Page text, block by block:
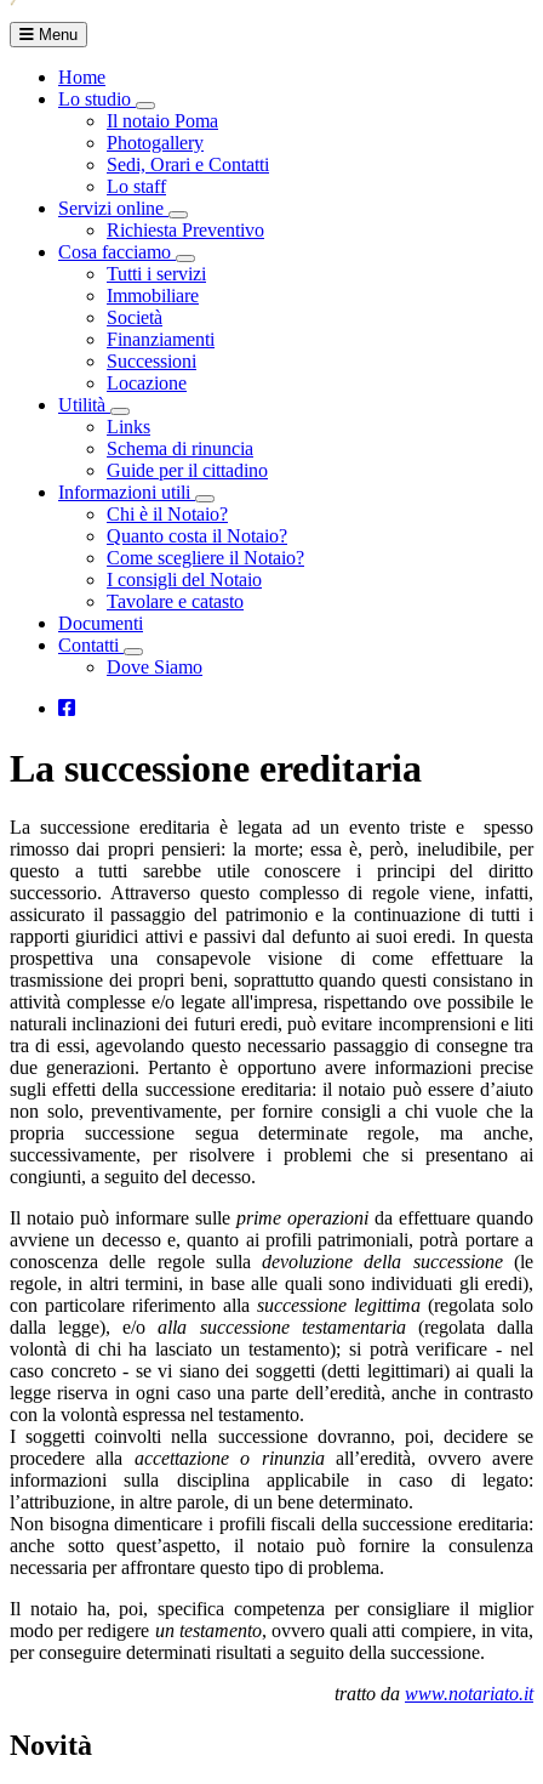
Menu
Home
Lo studio
Toggle Dropdown
Il notaio Poma
Photogallery
Sedi, Orari e Contatti
Lo staff
Servizi online
Toggle Dropdown
Richiesta Preventivo
Cosa facciamo
Toggle Dropdown
Tutti i servizi
Immobiliare
Società
Finanziamenti
Successioni
Locazione
Utilità
Toggle Dropdown
Links
Schema di rinuncia
Guide per il cittadino
Informazioni utili
Toggle Dropdown
Chi è il Notaio?
Quanto costa il Notaio?
Come scegliere il Notaio?
I consigli del Notaio
Tavolare e catasto
Documenti
Contatti
Toggle Dropdown
Dove Siamo
La successione ereditaria
La successione ereditaria è legata ad un evento triste e spesso
rimosso dai propri pensieri: la morte; essa è, però, ineludibile, per
questo a tutti sarebbe utile conoscere i principi del diritto
successorio. Attraverso questo complesso di regole viene, infatti,
assicurato il passaggio del patrimonio e la continuazione di tutti i
rapporti giuridici attivi e passivi dal defunto ai suoi eredi. In questa
prospettiva una consapevole visione di come effettuare la
trasmissione dei propri beni, soprattutto quando questi consistano in
attività complesse e/o legate all'impresa, rispettando ove possibile le
naturali inclinazioni dei futuri eredi, può evitare incomprensioni e liti
tra di essi, agevolando questo necessario passaggio di consegne tra
due generazioni. Pertanto è opportuno avere informazioni precise
sugli effetti della successione ereditaria: il notaio può essere d’aiuto
non solo, preventivamente, per fornire consigli a chi vuole che la
propria successione segua determinate regole, ma anche,
successivamente, per risolvere i problemi che si presentano ai
congiunti, a seguito del decesso.
Il notaio può informare sulle prime operazioni da effettuare quando
avviene un decesso e, quanto ai profili patrimoniali, potrà portare a
conoscenza delle regole sulladevoluzione della successione(le
regole, in altri termini, in base alle quali sono individuati gli eredi),
con particolare riferimento alla successione legittima (regolata solo
dalla legge), e/oalla successione testamentaria(regolata dalla
volontà di chi ha lasciato un testamento); si potrà verificare - nel
caso concreto - se vi siano dei soggetti (detti legittimari) ai quali la
legge riserva in ogni caso una parte dell’eredità, anche in contrasto
con la volontà espressa nel testamento.
I soggetti coinvolti nella successione dovranno, poi, decidere se
procedere alla accettazione o rinunziaall’eredità, ovvero avere
informazioni sulla disciplina applicabile in caso di legato:
l’attribuzione, in altre parole, di un bene determinato.
Non bisogna dimenticare i profili fiscali della successione ereditaria:
anche sotto quest’aspetto, il notaio può fornire la consulenza
necessaria per affrontare questo tipo di problema.
Il notaio ha, poi, specifica competenza per consigliare il miglior
modo per redigere un testamento, ovvero quali atti compiere, in vita,
per conseguire determinati risultati a seguito della successione.
tratto da www.notariato.it
Novità